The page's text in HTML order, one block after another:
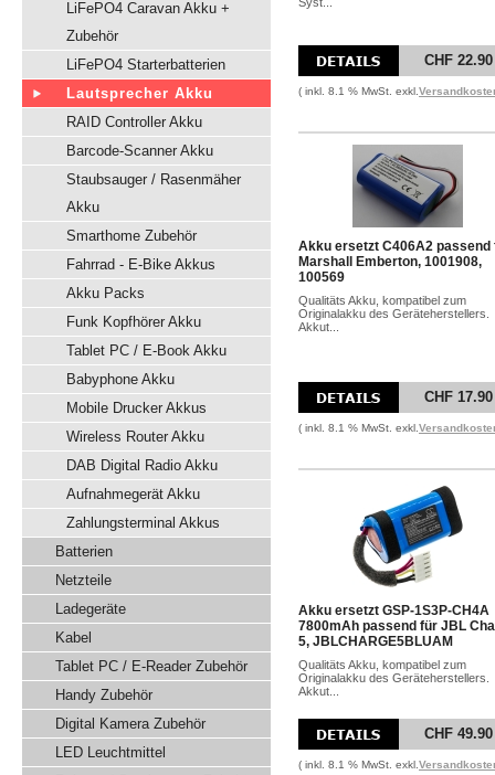
LiFePO4 Caravan Akku +
Zubehör
LiFePO4 Starterbatterien
Lautsprecher Akku
RAID Controller Akku
Barcode-Scanner Akku
Staubsauger / Rasenmäher
Akku
Smarthome Zubehör
Fahrrad - E-Bike Akkus
Akku Packs
Funk Kopfhörer Akku
Tablet PC / E-Book Akku
Babyphone Akku
Mobile Drucker Akkus
Wireless Router Akku
DAB Digital Radio Akku
Aufnahmegerät Akku
Zahlungsterminal Akkus
Batterien
Netzteile
Ladegeräte
Kabel
Tablet PC / E-Reader Zubehör
Handy Zubehör
Digital Kamera Zubehör
LED Leuchtmittel
CHF 22.90
( inkl. 8.1 % MwSt. exkl.
Akku ersetzt C406A2 passend
Marshall Emberton, 1001908,
100569
Qualitäts Akku, kompatibel zum
Originalakku des Geräteherstellers.
Akkut...
CHF 17.90
( inkl. 8.1 % MwSt. exkl.
Akku ersetzt GSP-1S3P-CH4A
7800mAh passend für JBL
5, JBLCHARGE5BLUAM
Qualitäts Akku, kompatibel zum
Originalakku des Geräteherstellers.
Akkut...
CHF 49.90
( inkl. 8.1 % MwSt. exkl.